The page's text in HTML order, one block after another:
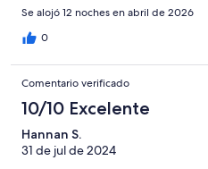
Se alojó 12 noches en abril de 2026
0
Comentario verificado
10/10 Excelente
Hannan S.
31 de jul de 2024